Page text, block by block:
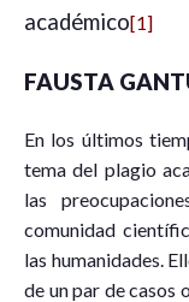
académico[1]
FAUSTA
En los últimos
tema del plagio
las
comunidad
las humanidades.
de un par de casos